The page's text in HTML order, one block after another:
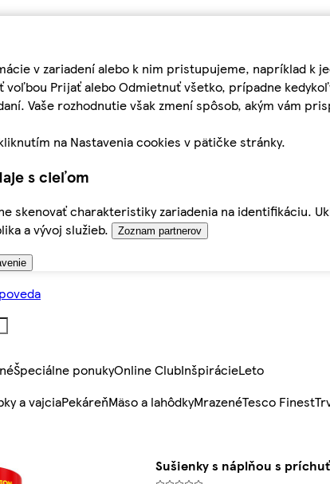
v zariadení alebo k nim pristupujeme, napríklad
voľbou Prijať alebo Odmietnuť všetko, prípadne
Vaše rozhodnutie však zmení spôsob, akým vám
na Nastavenia cookies v pätičke stránky.
s cieľom
skenovať charakteristiky zariadenia na identifikáciu.
a vývoj služieb.
Zoznam partnerov
Špeciálne ponukyOnline ClubInšpirácieLeto
a vajciaPekáreňMäso a lahôdkyMrazenéTesco Finest
Sušienky s náplňou s